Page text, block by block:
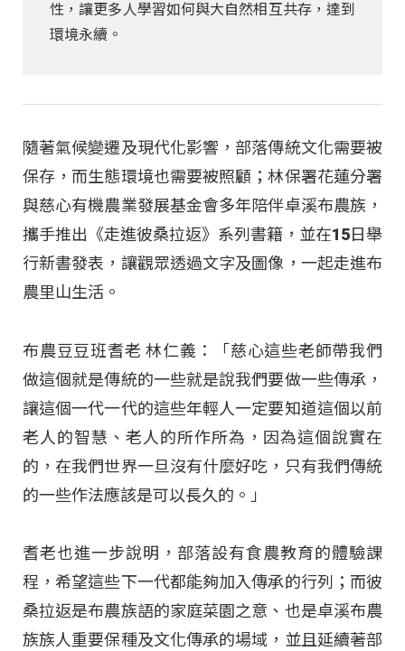
性，讓更多人學習如何與大自然相互共存，達到
環境永續。
隨著氣候變遷及現代化影響，部落傳統文化需要被
保存，而生態環境也需要被照顧；林保署花蓮分署
與慈心有機農業發展基金會多年陪伴卓溪布農族，
攜手推出《走進彼桑拉返》系列書籍，並在15日舉
行新書發表，讓觀眾透過文字及圖像，一起走進布
農里山生活。
布農豆豆班耆老 林仁義：「慈心這些老師帶我們
做這個就是傳統的一些就是說我們要做一些傳承，
讓這個一代一代的這些年輕人一定要知道這個以前
老人的智慧、老人的所作所為，因為這個說實在
的，在我們世界一旦沒有什麼好吃，只有我們傳統
的一些作法應該是可以長久的。」
耆老也進一步說明，部落設有食農教育的體驗課
程，希望這些下一代都能夠加入傳承的行列；而彼
桑拉返是布農族語的家庭菜園之意、也是卓溪布農
族族人重要保種及文化傳承的場域，並且延續著部